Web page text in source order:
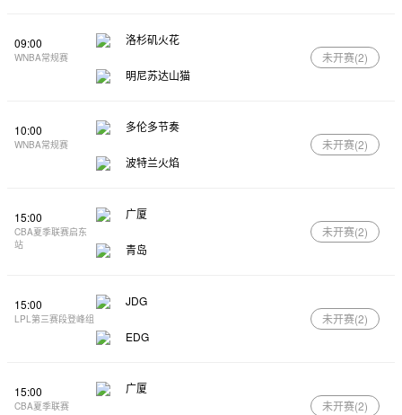
09:00
WNBA常规赛
洛杉矶火花
明尼苏达山猫
未开赛(2)
10:00
WNBA常规赛
多伦多节奏
波特兰火焰
未开赛(2)
15:00
CBA夏季联赛启东
站
广厦
青岛
未开赛(2)
15:00
LPL第三赛段登峰组
JDG
EDG
未开赛(2)
15:00
CBA夏季联赛
广厦
未开赛(2)